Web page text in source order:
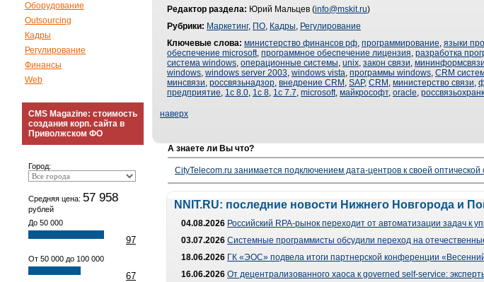
Оборудование
Outsourcing
Кадры
Регулирование
Финансы
Web
CMS Magazine: стоимость
создания корп. сайта в
Приволжском ФО
Город:
Средняя цена: 57 958
рублей
До 50 000
97
От 50 000 до 100 000
67
Редактор раздела: Юрий Мальцев (info@mskit.ru)
Рубрики: Маркетинг, ПО, Кадры, Регулирование
Ключевые слова: министерство финансов рф, программирование, языки
обеспечение microsoft, программное обеспечение лицензия, разработка
система windows, операционные системы, unix, закон связи, мининформсвязи
windows, windows server 2003, windows vista, программы windows, CRM
минсвязи, россвязьнадзор, внедрение CRM , SAP, CRM , министерство связи,
предприятие, 1с 8.0, 1с 8, 1с 7.7, microsoft, майкрософт, oracle,
наверх
А знаете ли Вы что?
CityTelecom.ru занимается подключением дата-центров к своей оптической
NNIT.RU: последние новости Нижнего Новгорода и
04.08.2026 Российский RPA-рынок переходит от автоматизации задач к
03.07.2026 Системные программисты обсудили переход на
18.06.2026 ГК «ЭОС» подвела итоги партнерской конференции
16.06.2026 От децентрализованного хаоса к governed self-service: